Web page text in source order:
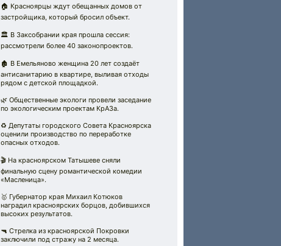
🏠 Красноярцы ждут обещанных домов от
застройщика, который бросил объект.
🏛 В Заксобрании края прошла сессия:
рассмотрели более 40 законопроектов.
🏚 В Емельяново женщина 20 лет создаёт
антисанитарию в квартире, выливая отходы
рядом с детской площадкой.
🌿 Общественные экологи провели заседание
по экологическим проектам КрАЗа.
♻️ Депутаты городского Совета Красноярска
оценили производство по переработке
опасных отходов.
🎬 На красноярском Татышеве сняли
финальную сцену романтической комедии
«Масленица».
🥇 Губернатор края Михаил Котюков
наградил красноярских борцов, добившихся
высоких результатов.
🔫 Стрелка из красноярской Покровки
заключили под стражу на 2 месяца.